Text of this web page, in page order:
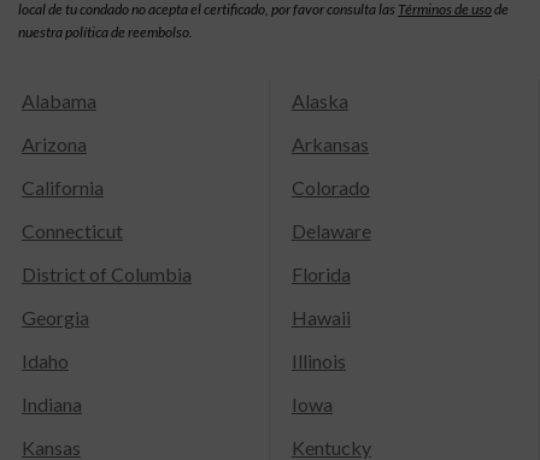
local de tu condado no acepta el certificado, por favor consulta las Términos de usode
nuestra política de reembolso.
Alabama
Alaska
Arizona
Arkansas
California
Colorado
Connecticut
Delaware
District of Columbia
Florida
Georgia
Hawaii
Idaho
Illinois
Indiana
Iowa
Kansas
Kentucky